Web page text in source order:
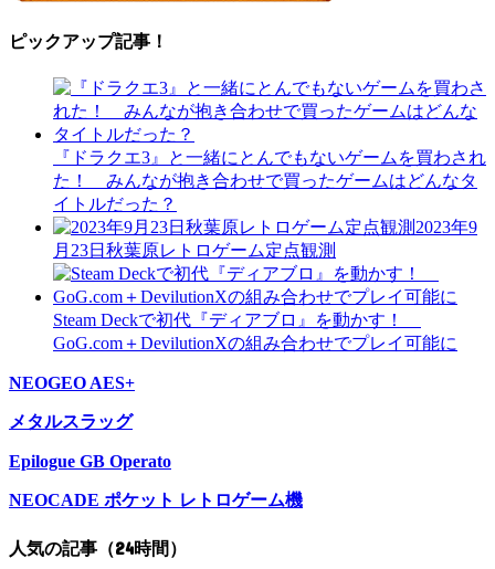
ピックアップ記事！
『ドラクエ3』と一緒にとんでもないゲームを買わされ
た！ みんなが抱き合わせで買ったゲームはどんなタ
イトルだった？
2023年9
月23日秋葉原レトロゲーム定点観測
Steam Deckで初代『ディアブロ』を動かす！
GoG.com＋DevilutionXの組み合わせでプレイ可能に
NEOGEO AES+
メタルスラッグ
Epilogue GB Operato
NEOCADE ポケット レトロゲーム機
人気の記事（24時間）